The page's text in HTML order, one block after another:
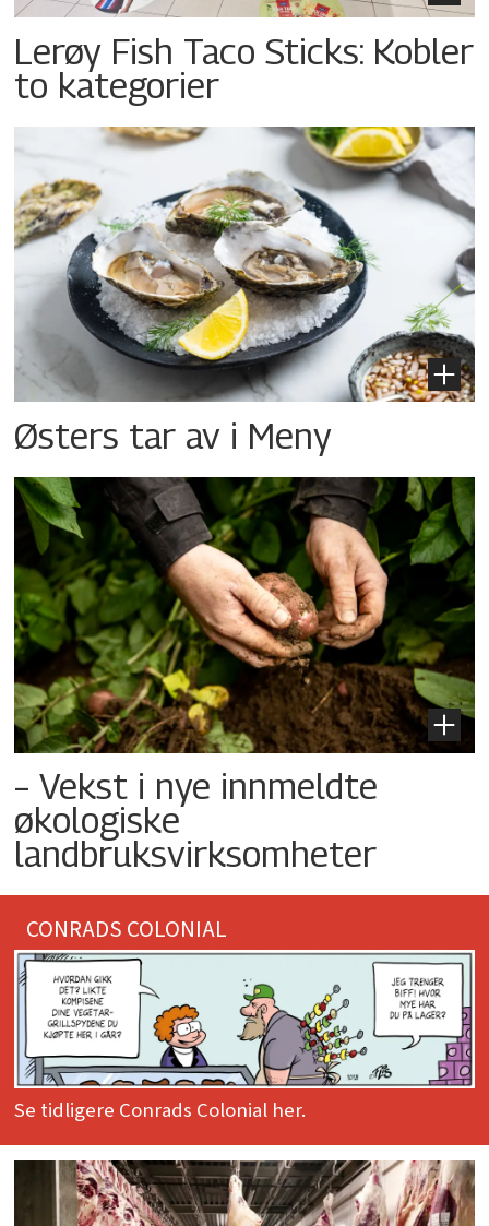
Lerøy Fish Taco Sticks: Kobler
to kategorier
Østers tar av i Meny
– Vekst i nye innmeldte
økologiske
landbruksvirksomheter
CONRADS COLONIAL
Se tidligere Conrads Colonial her.